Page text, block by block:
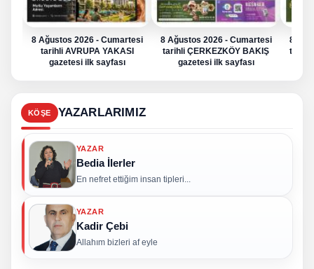
8 Ağustos 2026 - Cumartesi
tarihli AVRUPA YAKASI
gazetesi ilk sayfası
8 Ağustos 2026 - Cumartesi
tarihli ÇERKEZKÖY BAKIŞ
gazetesi ilk sayfası
8
tarihli
KÖŞE YAZARLARIMIZ
YAZAR
Bedia İlerler
En nefret ettiğim insan tipleri...
YAZAR
Kadir Çebi
Allahım bizleri af eyle